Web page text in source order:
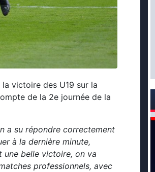
victoire des U19 sur la
de la 2e journée de la
a su répondre correctement
à la dernière minute,
une belle victoire, on va
professionnels, avec